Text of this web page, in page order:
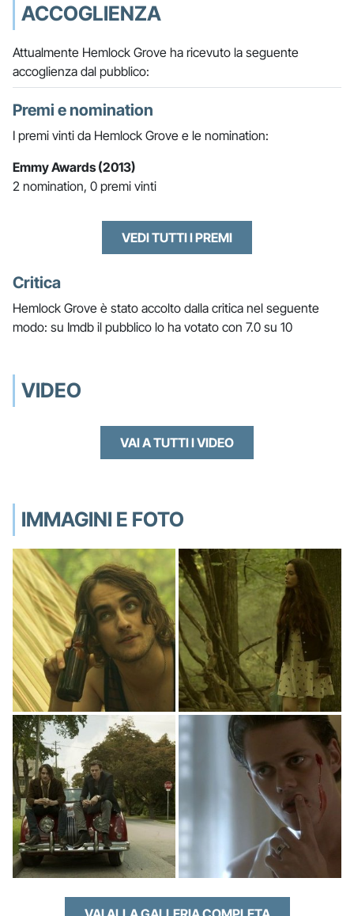
ACCOGLIENZA
Attualmente Hemlock Grove ha ricevuto la seguente
accoglienza dal pubblico:
Premi e nomination
I premi vinti da Hemlock Grove e le nomination:
Emmy Awards (2013)
2 nomination, 0 premi vinti
VEDI TUTTI I PREMI
Critica
Hemlock Grove è stato accolto dalla critica nel seguente
modo: su Imdb il pubblico lo ha votato con 7.0 su 10
VIDEO
VAI A TUTTI I VIDEO
IMMAGINI E FOTO